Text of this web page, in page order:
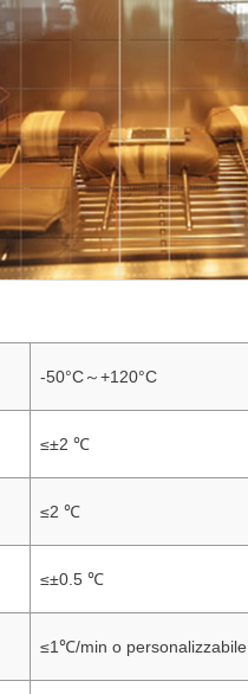
-50°C～+120°C
≤±2 ℃
≤2 ℃
≤±0.5 ℃
≤1℃/min o personalizzabile